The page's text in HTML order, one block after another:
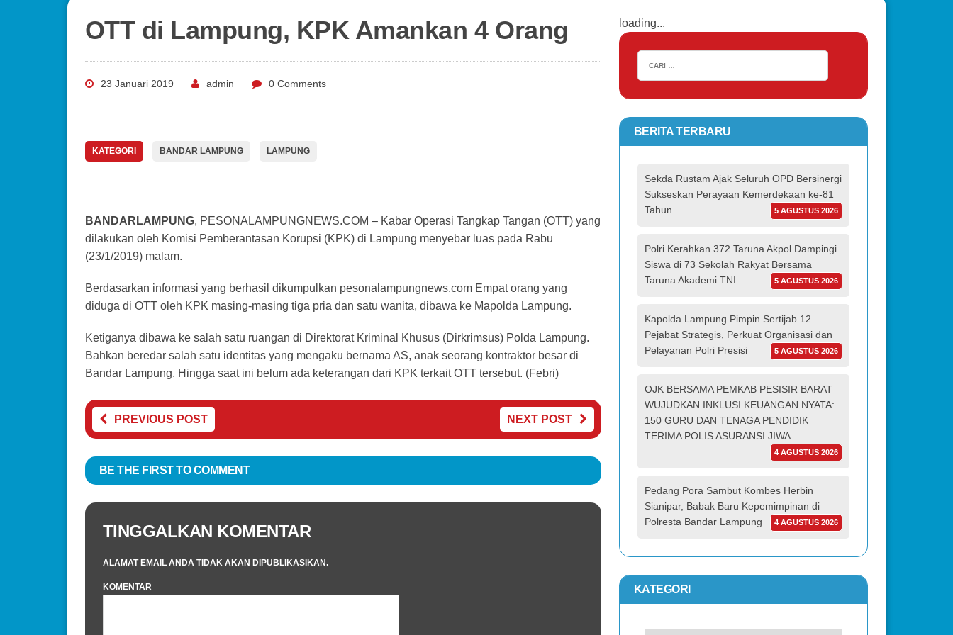
OTT di Lampung, KPK Amankan 4 Orang
23 Januari 2019 admin 0 Comments
KATEGORI BANDAR LAMPUNG LAMPUNG
BANDARLAMPUNG, PESONALAMPUNGNEWS.COM – Kabar Operasi Tangkap Tangan (OTT) yang
dilakukan oleh Komisi Pemberantasan Korupsi (KPK) di Lampung menyebar luas pada Rabu
(23/1/2019) malam.
Berdasarkan informasi yang berhasil dikumpulkan pesonalampungnews.com Empat orang yang
diduga di OTT oleh KPK masing-masing tiga pria dan satu wanita, dibawa ke Mapolda Lampung.
Ketiganya dibawa ke salah satu ruangan di Direktorat Kriminal Khusus (Dirkrimsus) Polda Lampung.
Bahkan beredar salah satu identitas yang mengaku bernama AS, anak seorang kontraktor besar di
Bandar Lampung. Hingga saat ini belum ada keterangan dari KPK terkait OTT tersebut. (Febri)
PREVIOUS POST NEXT POST
BE THE FIRST TO COMMENT
TINGGALKAN KOMENTAR
ALAMAT EMAIL ANDA TIDAK AKAN DIPUBLIKASIKAN.
KOMENTAR
loading...
BERITA TERBARU
Sekda Rustam Ajak Seluruh OPD Bersinergi
Sukseskan Perayaan Kemerdekaan ke-81
Tahun
5 AGUSTUS 2026
Polri Kerahkan 372 Taruna Akpol Dampingi
Siswa di 73 Sekolah Rakyat Bersama
Taruna Akademi TNI
5 AGUSTUS 2026
Kapolda Lampung Pimpin Sertijab 12
Pejabat Strategis, Perkuat Organisasi dan
Pelayanan Polri Presisi
5 AGUSTUS 2026
OJK BERSAMA PEMKAB PESISIR BARAT
WUJUDKAN INKLUSI KEUANGAN NYATA:
150 GURU DAN TENAGA PENDIDIK
TERIMA POLIS ASURANSI JIWA
4 AGUSTUS 2026
Pedang Pora Sambut Kombes Herbin
Sianipar, Babak Baru Kepemimpinan di
Polresta Bandar Lampung
4 AGUSTUS 2026
KATEGORI